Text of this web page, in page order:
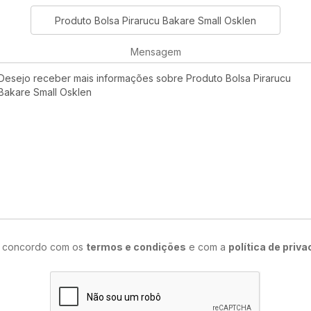
Mensagem
concordo com os termos e condições e com a política de